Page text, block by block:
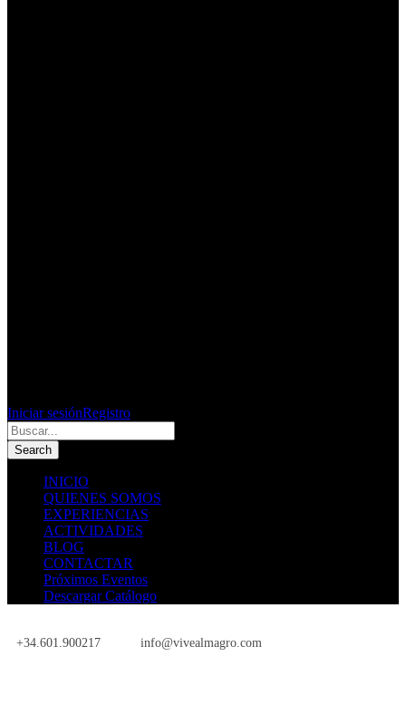
Iniciar sesiónRegistro
INICIO
QUIENES SOMOS
EXPERIENCIAS
ACTIVIDADES
BLOG
CONTACTAR
Próximos Eventos
Descargar Catálogo
+34.601.900217
info@vivealmagro.com